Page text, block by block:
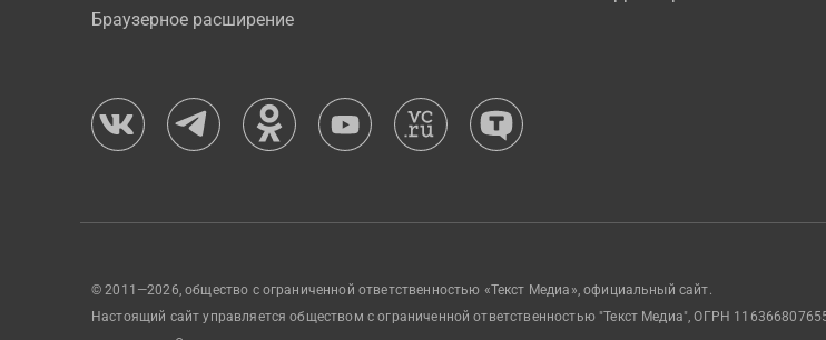
Браузерное расширение
© 2011—2026, общество с ограниченной ответственностью «Текст Медиа», официальный сайт.
Настоящий сайт управляется обществом с ограниченной ответственностью "Текст Медиа", ОГРН